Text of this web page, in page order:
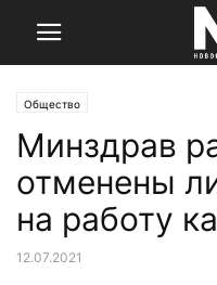
Общество
Минздрав
отменены
на работу
12.07.2021